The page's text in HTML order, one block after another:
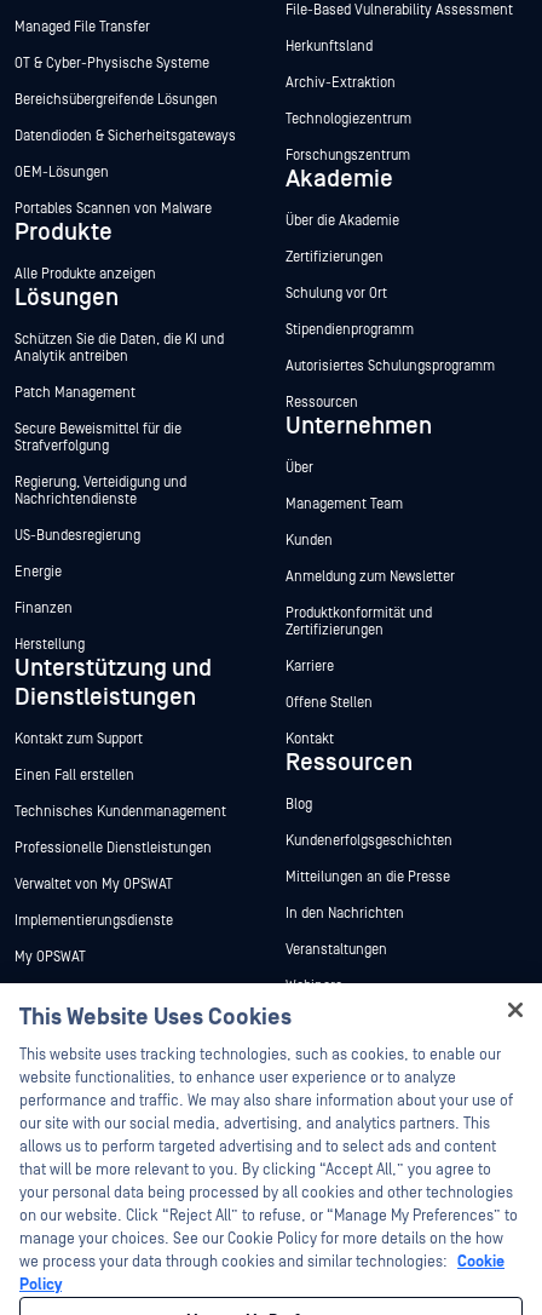
Managed File Transfer
OT & Cyber-Physische Systeme
Bereichsübergreifende Lösungen
Datendioden & Sicherheitsgateways
OEM-Lösungen
Portables Scannen von Malware
Produkte
Alle Produkte anzeigen
Lösungen
Schützen Sie die Daten, die KI und
Analytik antreiben
Patch Management
Secure Beweismittel für die
Strafverfolgung
Regierung, Verteidigung und
Nachrichtendienste
US-Bundesregierung
Energie
Finanzen
Herstellung
Unterstützung und
Dienstleistungen
Kontakt zum Support
Einen Fall erstellen
Technisches Kundenmanagement
Professionelle Dienstleistungen
Verwaltet von My OPSWAT
Implementierungsdienste
My OPSWAT
Ausbildung
Programm zur Behebung von
Sicherheitslücken
Partner
Zertifizierung
Technologie-Partner
Partner Programm
File-Based Vulnerability Assessment
Herkunftsland
Archiv-Extraktion
Technologiezentrum
Forschungszentrum
Akademie
Über die Akademie
Zertifizierungen
Schulung vor Ort
Stipendienprogramm
Autorisiertes Schulungsprogramm
Ressourcen
Unternehmen
Über
Management Team
Kunden
Anmeldung zum Newsletter
Produktkonformität und
Zertifizierungen
Karriere
Offene Stellen
Kontakt
Ressourcen
Blog
Kundenerfolgsgeschichten
Mitteilungen an die Presse
In den Nachrichten
Veranstaltungen
Webinare
Datenblätter
Weiße Papiere
Kostenlose Tools
©2026 OPSWAT . Alle Rechte vorbehalten. OPSWAT, MetaDefender, Metascan,
MetaAccess, das OPSWAT , Trust no File. Trust No Device., OPSWAT , Protecting the
This Website Uses Cookies
This website uses tracking technologies, such as cookies, to enable our
website functionalities, to enhance user experience or to analyze
performance and traffic. We may also share information about your use of
our site with our social media, advertising, and analytics partners. This
allows us to perform targeted advertising and to select ads and content
that will be more relevant to you. By clicking “Accept All,” you agree to
your personal data being processed by all cookies and other technologies
on our website. Click “Reject All” to refuse, or “Manage My Preferences” to
manage your choices. See our Cookie Policy for more details on the how
we process your data through cookies and similar technologies: Cookie
Policy
Hey there!
I'm Ozzy, your OPSWAT virtual assistant.
How can I help you secure what's critical
today?